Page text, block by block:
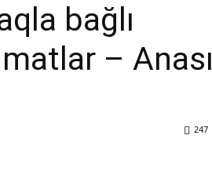
bağlı
– Anası
247